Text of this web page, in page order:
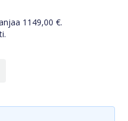
1149,00 €.